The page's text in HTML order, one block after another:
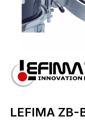
LEFIMA ZB-